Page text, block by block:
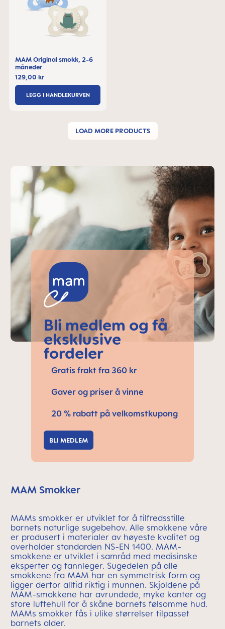
MAM Original smokk, 2-6
måneder
129,00 kr
LEGG I HANDLEKURVEN
LOAD MORE PRODUCTS
Skip MAM Teaser
Bli medlem og få
eksklusive
fordeler
Gratis frakt fra 360 kr
Gaver og priser å vinne
20 % rabatt på velkomstkupong
BLI MEDLEM
MAM Smokker
MAMs smokker er utviklet for å tilfredsstille
barnets naturlige sugebehov. Alle smokkene våre
er produsert i materialer av høyeste kvalitet og
overholder standarden NS-EN 1400. MAM-
smokkene er utviklet i samråd med medisinske
eksperter og tannleger. Sugedelen på alle
smokkene fra MAM har en symmetrisk form og
ligger derfor alltid riktig i munnen. Skjoldene på
MAM-smokkene har avrundede, myke kanter og
store luftehull for å skåne barnets følsomme hud.
MAMs smokker fås i ulike størrelser tilpasset
barnets alder.